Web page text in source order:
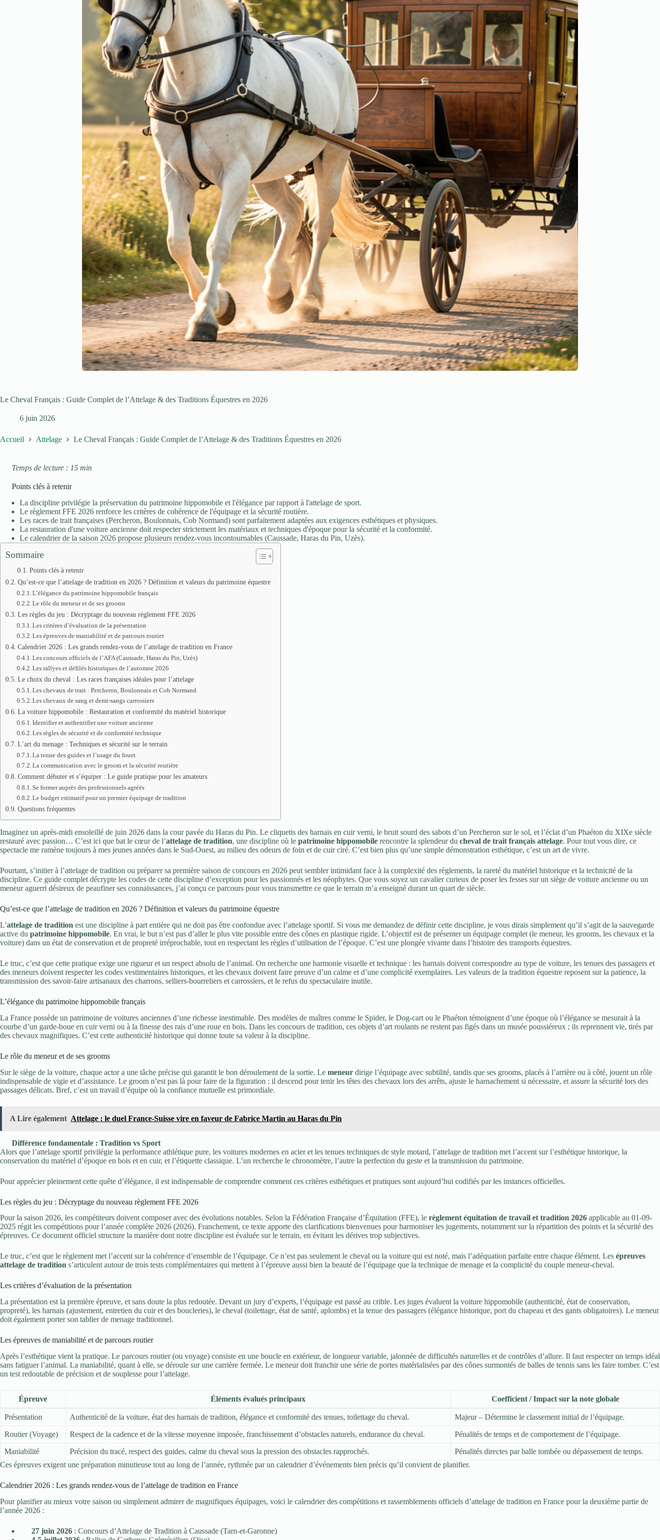
Le Cheval Français : Guide Complet de l’Attelage & des Traditions Équestres en 2026
6 juin 2026
Accueil Attelage Le Cheval Français : Guide Complet de l’Attelage & des Traditions Équestres en 2026
Temps de lecture : 15 min
Points clés à retenir
La discipline privilégie la préservation du patrimoine hippomobile et l'élégance par rapport à l'attelage de sport.
Le règlement FFE 2026 renforce les critères de cohérence de l'équipage et la sécurité routière.
Les races de trait françaises (Percheron, Boulonnais, Cob Normand) sont parfaitement adaptées aux exigences esthétiques et physiques.
La restauration d'une voiture ancienne doit respecter strictement les matériaux et techniques d'époque pour la sécurité et la conformité.
Le calendrier de la saison 2026 propose plusieurs rendez-vous incontournables (Caussade, Haras du Pin, Uzès).
Sommaire
Points clés à retenir
Qu’est-ce que l’attelage de tradition en 2026 ? Définition et valeurs du patrimoine équestre
L’élégance du patrimoine hippomobile français
Le rôle du meneur et de ses grooms
Les règles du jeu : Décryptage du nouveau règlement FFE 2026
Les critères d’évaluation de la présentation
Les épreuves de maniabilité et de parcours routier
Calendrier 2026 : Les grands rendez-vous de l’attelage de tradition en France
Les concours officiels de l’AFA (Caussade, Haras du Pin, Uzès)
Les rallyes et défilés historiques de l’automne 2026
Le choix du cheval : Les races françaises idéales pour l’attelage
Les chevaux de trait : Percheron, Boulonnais et Cob Normand
Les chevaux de sang et demi-sangs carrossiers
La voiture hippomobile : Restauration et conformité du matériel historique
Identifier et authentifier une voiture ancienne
Les règles de sécurité et de conformité technique
L’art du menage : Techniques et sécurité sur le terrain
La tenue des guides et l’usage du fouet
La communication avec le groom et la sécurité routière
Comment débuter et s’équiper : Le guide pratique pour les amateurs
Se former auprès des professionnels agréés
Le budget estimatif pour un premier équipage de tradition
Questions fréquentes
Imaginez un après-midi ensoleillé de juin 2026 dans la cour pavée du Haras du Pin. Le cliquetis des harnais en cuir verni, le bruit sourd des sabots d’un Percheron sur le sol, et l’éclat d’un Phaéton du XIXe siècle
restauré avec passion… C’est ici que bat le cœur de l’attelage de tradition, une discipline où le patrimoine hippomobile rencontre la splendeur du cheval de trait français attelage. Pour tout vous dire, ce
spectacle me ramène toujours à mes jeunes années dans le Sud-Ouest, au milieu des odeurs de foin et de cuir ciré. C’est bien plus qu’une simple démonstration esthétique, c’est un art de vivre.
Pourtant, s’initier à l’attelage de tradition ou préparer sa première saison de concours en 2026 peut sembler intimidant face à la complexité des règlements, la rareté du matériel historique et la technicité de la
discipline. Ce guide complet décrypte les codes de cette discipline d’exception pour les passionnés et les néophytes. Que vous soyez un cavalier curieux de poser les fesses sur un siège de voiture ancienne ou un
meneur aguerri désireux de peaufiner ses connaissances, j’ai conçu ce parcours pour vous transmettre ce que le terrain m’a enseigné durant un quart de siècle.
Qu’est-ce que l’attelage de tradition en 2026 ? Définition et valeurs du patrimoine équestre
L’attelage de tradition est une discipline à part entière qui ne doit pas être confondue avec l’attelage sportif. Si vous me demandez de définir cette discipline, je vous dirais simplement qu’il s’agit de la sauvegarde
active du patrimoine hippomobile. En vrai, le but n’est pas d’aller le plus vite possible entre des cônes en plastique rigide. L’objectif est de présenter un équipage complet (le meneur, les grooms, les chevaux et la
voiture) dans un état de conservation et de propreté irréprochable, tout en respectant les règles d’utilisation de l’époque. C’est une plongée vivante dans l’histoire des transports équestres.
Le truc, c’est que cette pratique exige une rigueur et un respect absolu de l’animal. On recherche une harmonie visuelle et technique : les harnais doivent correspondre au type de voiture, les tenues des passagers et
des meneurs doivent respecter les codes vestimentaires historiques, et les chevaux doivent faire preuve d’un calme et d’une complicité exemplaires. Les valeurs de la tradition équestre reposent sur la patience, la
transmission des savoir-faire artisanaux des charrons, selliers-bourreliers et carrossiers, et le refus du spectaculaire inutile.
L’élégance du patrimoine hippomobile français
La France possède un patrimoine de voitures anciennes d’une richesse inestimable. Des modèles de maîtres comme le Spider, le Dog-cart ou le Phaéton témoignent d’une époque où l’élégance se mesurait à la
courbe d’un garde-boue en cuir verni ou à la finesse des rais d’une roue en bois. Dans les concours de tradition, ces objets d’art roulants ne restent pas figés dans un musée poussiéreux ; ils reprennent vie, tirés par
des chevaux magnifiques. C’est cette authenticité historique qui donne toute sa valeur à la discipline.
Le rôle du meneur et de ses grooms
Sur le siège de la voiture, chaque actor a une tâche précise qui garantit le bon déroulement de la sortie. Le meneur dirige l’équipage avec subtilité, tandis que ses grooms, placés à l’arrière ou à côté, jouent un rôle
indispensable de vigie et d’assistance. Le groom n’est pas là pour faire de la figuration : il descend pour tenir les têtes des chevaux lors des arrêts, ajuste le harnachement si nécessaire, et assure la sécurité lors des
passages délicats. Bref, c’est un travail d’équipe où la confiance mutuelle est primordiale.
A Lire également Attelage : le duel France-Suisse vire en faveur de Fabrice Martin au Haras du Pin
Différence fondamentale : Tradition vs Sport
Alors que l’attelage sportif privilégie la performance athlétique pure, les voitures modernes en acier et les tenues techniques de style motard, l’attelage de tradition met l’accent sur l’esthétique historique, la
conservation du matériel d’époque en bois et en cuir, et l’étiquette classique. L’un recherche le chronomètre, l’autre la perfection du geste et la transmission du patrimoine.
Pour apprécier pleinement cette quête d’élégance, il est indispensable de comprendre comment ces critères esthétiques et pratiques sont aujourd’hui codifiés par les instances officielles.
Les règles du jeu : Décryptage du nouveau règlement FFE 2026
Pour la saison 2026, les compétiteurs doivent composer avec des évolutions notables. Selon la Fédération Française d’Équitation (FFE), le règlement équitation de travail et tradition 2026 applicable au 01-09-
2025 régit les compétitions pour l’année complète 2026 (2026). Franchement, ce texte apporte des clarifications bienvenues pour harmoniser les jugements, notamment sur la répartition des points et la sécurité des
épreuves. Ce document officiel structure la manière dont notre discipline est évaluée sur le terrain, en évitant les dérives trop subjectives.
Le truc, c’est que le règlement met l’accent sur la cohérence d’ensemble de l’équipage. Ce n’est pas seulement le cheval ou la voiture qui est noté, mais l’adéquation parfaite entre chaque élément. Les épreuves
attelage de tradition s’articulent autour de trois tests complémentaires qui mettent à l’épreuve aussi bien la beauté de l’équipage que la technique de menage et la complicité du couple meneur-cheval.
Les critères d’évaluation de la présentation
La présentation est la première épreuve, et sans doute la plus redoutée. Devant un jury d’experts, l’équipage est passé au crible. Les juges évaluent la voiture hippomobile (authenticité, état de conservation,
propreté), les harnais (ajustement, entretien du cuir et des boucleries), le cheval (toilettage, état de santé, aplombs) et la tenue des passagers (élégance historique, port du chapeau et des gants obligatoires). Le meneur
doit également porter son tablier de menage traditionnel.
Les épreuves de maniabilité et de parcours routier
Après l’esthétique vient la pratique. Le parcours routier (ou voyage) consiste en une boucle en extérieur, de longueur variable, jalonnée de difficultés naturelles et de contrôles d’allure. Il faut respecter un temps idéal
sans fatiguer l’animal. La maniabilité, quant à elle, se déroule sur une carrière fermée. Le meneur doit franchir une série de portes matérialisées par des cônes surmontés de balles de tennis sans les faire tomber. C’est
un test redoutable de précision et de souplesse pour l’attelage.
Épreuve Éléments évalués principaux Coefficient / Impact sur la note globale
Présentation Authenticité de la voiture, état des harnais de tradition, élégance et conformité des tenues, toilettage du cheval. Majeur – Détermine le classement initial de l’équipage.
Routier (Voyage) Respect de la cadence et de la vitesse moyenne imposée, franchissement d’obstacles naturels, endurance du cheval. Pénalités de temps et de comportement de l’équipage.
Maniabilité Précision du tracé, respect des guides, calme du cheval sous la pression des obstacles rapprochés.
Pénalités directes par balle tombée ou dépassement de temps.
Ces épreuves exigent une préparation minutieuse tout au long de l’année, rythmée par un calendrier d’événements bien précis qu’il convient de planifier.
Calendrier 2026 : Les grands rendez-vous de l’attelage de tradition en France
Pour planifier au mieux votre saison ou simplement admirer de magnifiques équipages, voici le calendrier des compétitions et rassemblements officiels d’attelage de tradition en France pour la deuxième partie de
l’année 2026 :
27 juin 2026 : Concours d’Attelage de Tradition à Caussade (Tarn-et-Garonne)